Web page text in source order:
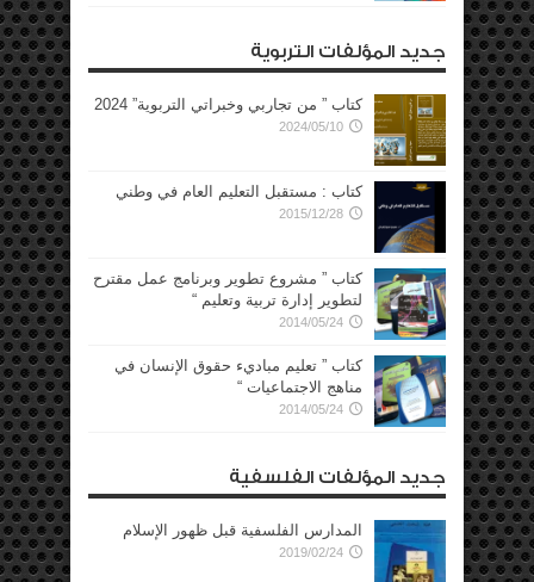
جديد المؤلفات التربوية
كتاب ” من تجاربي وخبراتي التربوية” 2024
2024/05/10
كتاب : مستقبل التعليم العام في وطني
2015/12/28
كتاب ” مشروع تطوير وبرنامج عمل مقترح
لتطوير إدارة تربية وتعليم “
2014/05/24
كتاب ” تعليم مباديء حقوق الإنسان في
مناهج الاجتماعيات “
2014/05/24
جديد المؤلفات الفلسفية
المدارس الفلسفية قبل ظهور الإسلام
2019/02/24